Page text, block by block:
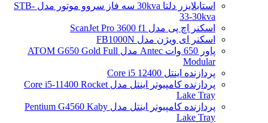
استابلایزر دلتا 30kva سه فاز سروو موتور مدل STB-
33-30kva
اسکنر اچ پی مدل ScanJet Pro 3600 f1
اسکنر ای ویژن مدل FB1000N
پاور 650 وات Antec مدل ATOM G650 Gold Full
Modular
پردازنده اینتل Core i5 12400
پردازنده کامپیوتر اینتل مدل Core i5-11400 Rocket
Lake Tray
پردازنده کامپیوتر اینتل مدل Pentium G4560 Kaby
Lake Tray